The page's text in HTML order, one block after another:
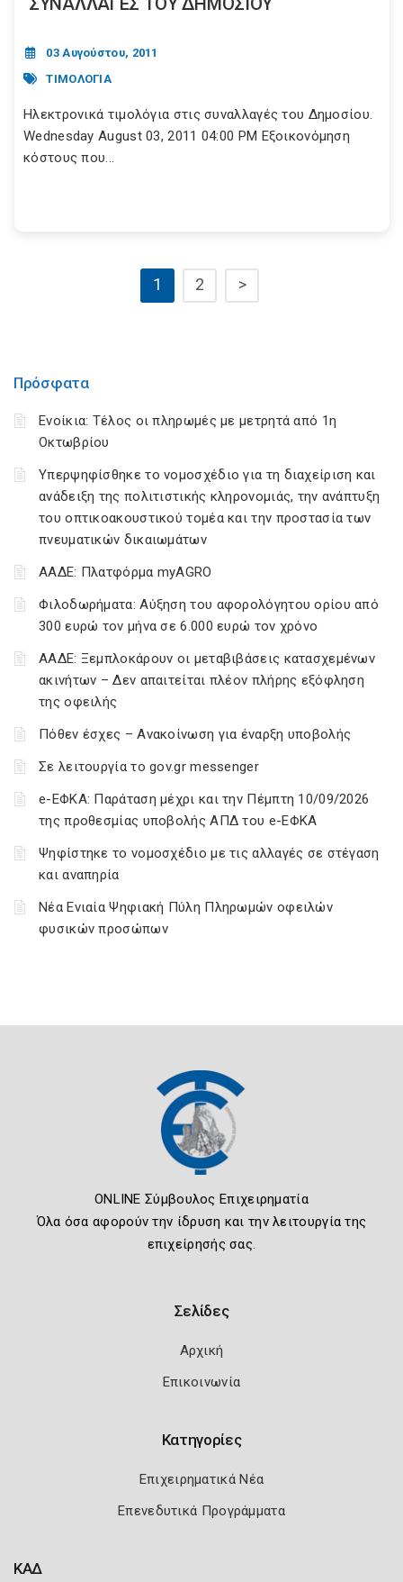
Πρόσφατα
Ενοίκια: Τέλος οι πληρωμές με μετρητά από 1η
Οκτωβρίου
Υπερψηφίσθηκε το νομοσχέδιο για τη διαχείριση και
ανάδειξη της πολιτιστικής κληρονομιάς, την ανάπτυξη
του οπτικοακουστικού τομέα και την προστασία των
πνευματικών δικαιωμάτων
ΑΑΔΕ: Πλατφόρμα myAGRO
Φιλοδωρήματα: Αύξηση του αφορολόγητου ορίου από
300 ευρώ τον μήνα σε 6.000 ευρώ τον χρόνο
ΑΑΔΕ: Ξεμπλοκάρουν οι μεταβιβάσεις κατασχεμένων
ακινήτων – Δεν απαιτείται πλέον πλήρης εξόφληση
της οφειλής
Πόθεν έσχες – Ανακοίνωση για έναρξη υποβολής
Σε λειτουργία το gov.gr messenger
e-ΕΦΚΑ: Παράταση μέχρι και την Πέμπτη 10/09/2026
της προθεσμίας υποβολής ΑΠΔ του e-ΕΦΚΑ
Ψηφίστηκε το νομοσχέδιο με τις αλλαγές σε στέγαση
και αναπηρία
Νέα Ενιαία Ψηφιακή Πύλη Πληρωμών οφειλών
φυσικών προσώπων
03 Αυγούστου, 2011
ΤΙΜΟΛΟΓΙΑ
Ηλεκτρονικά τιμολόγια στις συναλλαγές του Δημοσίου.
Wednesday August 03, 2011 04:00 PM Εξοικονόμηση
κόστους που...
1 2 >
ONLINE Σύμβουλος Επιχειρηματία
Όλα όσα αφορούν την ίδρυση και την λειτουργία της
επιχείρησής σας.
Σελίδες
Αρχική
Επικοινωνία
Κατηγορίες
Επιχειρηματικά Νέα
Επενεδυτικά Προγράμματα
ΚΑΔ